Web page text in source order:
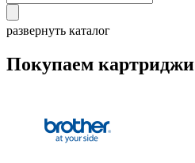
развернуть каталог
Покупаем картриджи